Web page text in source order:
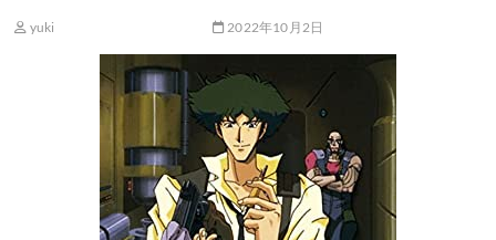
yuki 2022年10月2日